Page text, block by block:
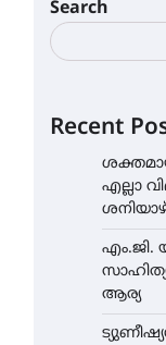
Search
Recent
എല്ലാ
എം.ജി.
ആര്യ